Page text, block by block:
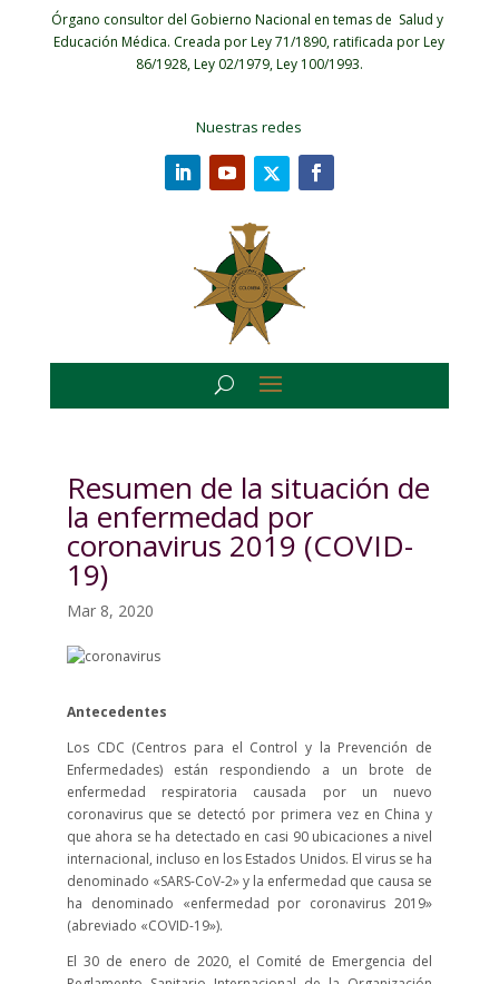
Órgano consultor del Gobierno Nacional en temas de Salud y
Educación Médica. Creada por Ley 71/1890, ratificada por Ley
86/1928, Ley 02/1979, Ley 100/1993.
Nuestras redes
Resumen de la situación de
la enfermedad por
coronavirus 2019 (COVID-
19)
Mar 8, 2020
Antecedentes
Los CDC (Centros para el Control y la Prevención de
Enfermedades) están respondiendo a un brote de
enfermedad respiratoria causada por un nuevo
coronavirus que se detectó por primera vez en China y
que ahora se ha detectado en casi 90 ubicaciones a nivel
internacional, incluso en los Estados Unidos. El virus se ha
denominado «SARS-CoV-2» y la enfermedad que causa se
ha denominado «enfermedad por coronavirus 2019»
(abreviado «COVID-19»).
El 30 de enero de 2020, el Comité de Emergencia del